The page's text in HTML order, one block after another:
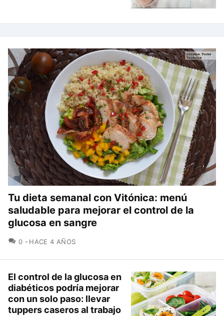
Tu dieta semanal con Vitónica: menú
saludable para mejorar el control de la
glucosa en sangre
0 COMENTARIOS
HACE 4 AÑOS
El control de la glucosa en
diabéticos podría mejorar
con un solo paso: llevar
tuppers caseros al trabajo